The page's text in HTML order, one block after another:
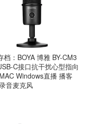
档：BOYA 博雅 BY-CM3
C接口抗干扰心型指向
Windows直播 播客
音麦克风